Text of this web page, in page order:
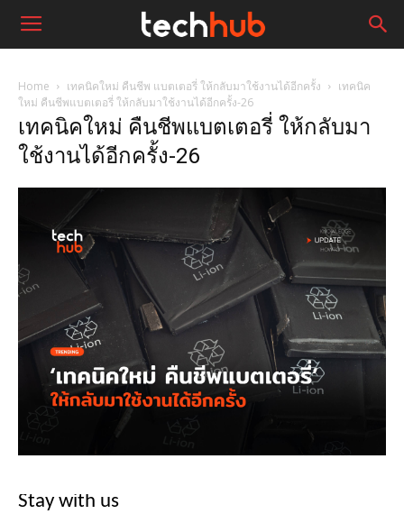
Home เทคนิคใหม่ คืนชีพ แบตเตอรี่ ให้กลับมาใช้งานได้อีกครั้ง
เทคนิค
ใหม่ คืนชีพแบตเตอรี่ ให้กลับมาใช้งานได้อีกครั้ง-26
เทคนิคใหม่ คืนชีพแบตเตอรี่ ให้กลับมา
ใช้งานได้อีกครั้ง-26
Stay with us